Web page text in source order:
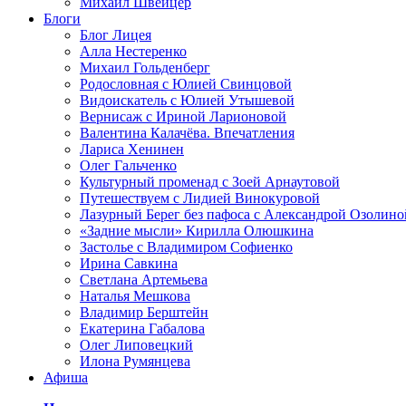
Блоги
Блог Лицея
Алла Нестеренко
Михаил Гольденберг
Родословная с Юлией Свинцовой
Видоискатель с Юлией Утышевой
Вернисаж с Ириной Ларионовой
Валентина Калачёва. Впечатления
Лариса Хенинен
Олег Гальченко
Культурный променад с Зоей Арнаутовой
Путешествуем с Лидией Винокуровой
Лазурный Берег без пафоса с Александрой
«Задние мысли» Кирилла Олюшкина
Застолье с Владимиром Софиенко
Ирина Савкина
Светлана Артемьева
Наталья Мешкова
Владимир Берштейн
Екатерина Габалова
Олег Липовецкий
Илона Румянцева
Афиша